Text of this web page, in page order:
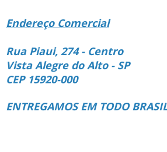
Endereço Comercial
Rua Piaui, 274 - Centro
Vista Alegre do Alto - SP
CEP 15920-000
ENTREGAMOS EM TODO